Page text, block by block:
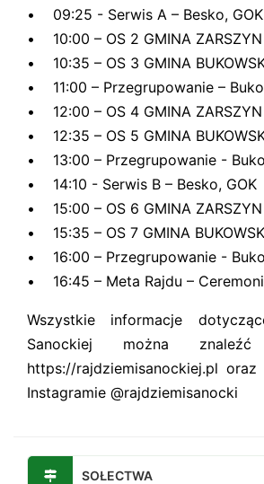
• 09:25 - Serwis A – Besko, GOK
• 10:00 – OS 2 GMINA
• 10:35 – OS 3 GMINA
• 11:00 – Przegrupowanie –
• 12:00 – OS 4 GMINA
• 12:35 – OS 5 GMINA
• 13:00 – Przegrupowanie -
• 14:10 - Serwis B – Besko, GOK
• 15:00 – OS 6 GMINA
• 15:35 – OS 7 GMINA
• 16:00 – Przegrupowanie -
• 16:45 – Meta Rajdu –
Wszystkie informacje
Sanockiej można
https://rajdziemisanockiej.pl
Instagramie @rajdziemisanocki
SOŁECTWA